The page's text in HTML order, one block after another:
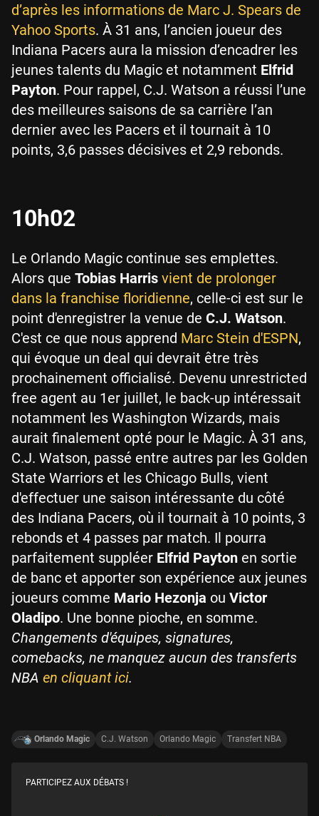
d’après les informations de Marc J. Spears de
Yahoo Sports. À 31 ans, l’ancien joueur des
Indiana Pacers aura la mission d’encadrer les
jeunes talents du Magic et notamment Elfrid
Payton. Pour rappel, C.J. Watson a réussi l’une
des meilleures saisons de sa carrière l’an
dernier avec les Pacers et il tournait à 10
points, 3,6 passes décisives et 2,9 rebonds.
10h02
Le Orlando Magic continue ses emplettes.
Alors que Tobias Harris vient de prolonger
dans la franchise floridienne, celle-ci est sur le
point d'enregistrer la venue de C.J. Watson.
C'est ce que nous apprend Marc Stein d'ESPN,
qui évoque un deal qui devrait être très
prochainement officialisé. Devenu unrestricted
free agent au 1er juillet, le back-up intéressait
notamment les Washington Wizards, mais
aurait finalement opté pour le Magic. À 31 ans,
C.J. Watson, passé entre autres par les Golden
State Warriors et les Chicago Bulls, vient
d'effectuer une saison intéressante du côté
des Indiana Pacers, où il tournait à 10 points, 3
rebonds et 4 passes par match. Il pourra
parfaitement suppléer Elfrid Payton en sortie
de banc et apporter son expérience aux jeunes
joueurs comme Mario Hezonja ou Victor
Oladipo. Une bonne pioche, en somme.
Changements d'équipes, signatures,
comebacks, ne manquez aucun des transferts
NBA en cliquant ici.
Orlando Magic C.J. Watson Orlando Magic Transfert NBA
PARTICIPEZ AUX DÉBATS !